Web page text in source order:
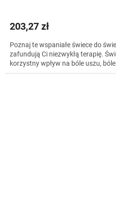
203,27 zł
Poznaj te wspaniałe świece do
zafundują Ci niezwykłą terapię.
korzystny wpływ na bóle uszu,